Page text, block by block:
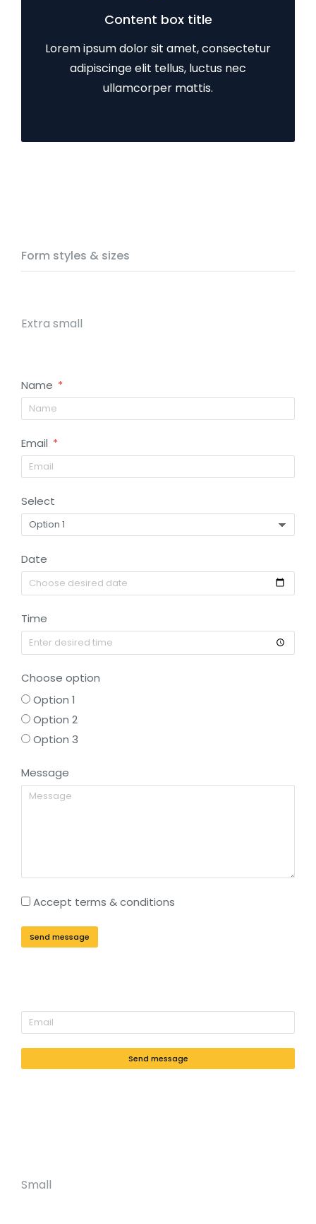
Content box title
Lorem ipsum dolor sit amet, consectetur
adipiscinge elit tellus, luctus nec
ullamcorper mattis.
Form styles & sizes
Extra small
Name
Email
Select
Date
Time
Choose option
Option 1
Option 2
Option 3
Message
Accept terms & conditions
Send message
Send message
Small